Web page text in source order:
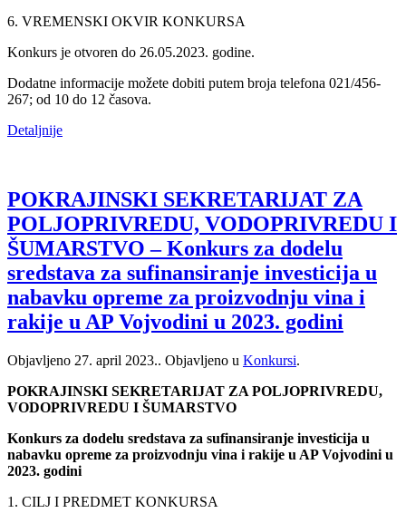
6. VREMENSKI OKVIR KONKURSA
Konkurs je otvoren do 26.05.2023. godine.
Dodatne informacije možete dobiti putem broja telefona 021/456-
267; od 10 do 12 časova.
Detaljnije
POKRAJINSKI SEKRETARIJAT ZA
POLJOPRIVREDU, VODOPRIVREDU I
ŠUMARSTVO – Konkurs za dodelu
sredstava za sufinansiranje investicija u
nabavku opreme za proizvodnju vina i
rakije u AP Vojvodini u 2023. godini
Objavljeno 27. april 2023.. Objavljeno u Konkursi.
POKRAJINSKI SEKRETARIJAT ZA POLJOPRIVREDU,
VODOPRIVREDU I ŠUMARSTVO
Konkurs za dodelu sredstava za sufinansiranje investicija u
nabavku opreme za proizvodnju vina i rakije u AP Vojvodini u
2023. godini
1. CILJ I PREDMET KONKURSA